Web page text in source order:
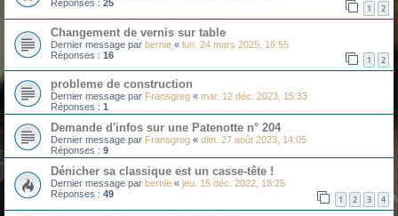
Réponses : 25 1 2
Changement de vernis sur table
Dernier message par bernie « lun. 24 mars 2025, 16:55
Réponses : 16 1 2
probleme de construction
Dernier message par Fransgreg « mar. 12 déc. 2023, 15:33
Réponses : 1
Demande d'infos sur une Patenotte n° 204
Dernier message par Fransgreg « dim. 27 août 2023, 14:05
Réponses : 9
Dénicher sa classique est un casse-tête !
Dernier message par bernie « jeu. 15 déc. 2022, 18:25
Réponses : 49 1 2 3 4